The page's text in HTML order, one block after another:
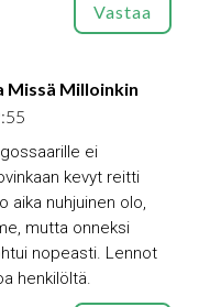
Vastaa
Missä Milloinkin
ei
kevyt reitti
aika nuhjuinen olo,
mutta onneksi
nopeasti. Lennot
henkilöltä.